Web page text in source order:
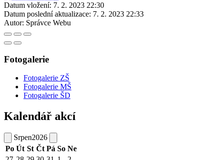
Datum vložení: 7. 2. 2023 22:30
Datum poslední aktualizace: 7. 2. 2023 22:33
Autor: Správce Webu
Fotogalerie
Fotogalerie ZŠ
Fotogalerie MŠ
Fotogalerie ŠD
Kalendář akcí
Srpen2026
Po Út St Čt Pá So Ne